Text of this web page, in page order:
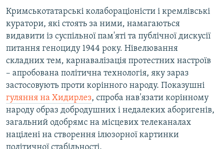
Кримськотатарські колабораціоністи і кремлівські
куратори, які стоять за ними, намагаються
видавити із суспільної пам'яті та публічної дискусії
питання геноциду 1944 року. Нівелювання
складних тем, карнавалізація протестних настроїв
– апробована політична технологія, яку зараз
застосовують проти корінного народу. Показушні
гуляння на Хидирлез, спроба нав'язати корінному
народу образ добродушних і недалеких аборигенів,
загальний одобрямс на місцевих телеканалах
націлені на створення ілюзорної картинки